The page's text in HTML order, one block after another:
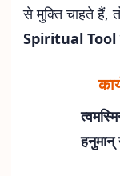
से मुक्ति चाहते हैं,
Spiritual Tool
हनुमान्